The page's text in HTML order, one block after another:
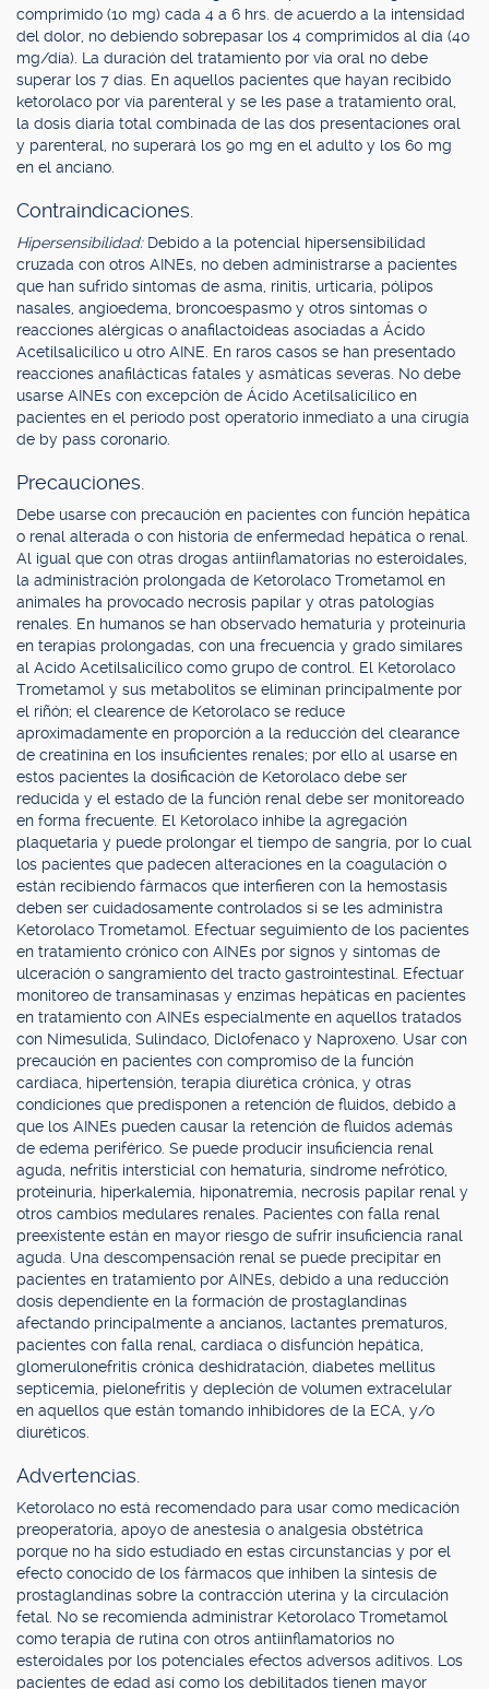
comprimido (10 mg) cada 4 a 6 hrs. de acuerdo a la intensidad
del dolor, no debiendo sobrepasar los 4 comprimidos al día (40
mg/día). La duración del tratamiento por vía oral no debe
superar los 7 días. En aquellos pacientes que hayan recibido
ketorolaco por vía parenteral y se les pase a tratamiento oral,
la dosis diaria total combinada de las dos presentaciones oral
y parenteral, no superará los 90 mg en el adulto y los 60 mg
en el anciano.
Contraindicaciones.
Hipersensibilidad: Debido a la potencial hipersensibilidad
cruzada con otros AINEs, no deben administrarse a pacientes
que han sufrido síntomas de asma, rinitis, urticaria, pólipos
nasales, angioedema, broncoespasmo y otros síntomas o
reacciones alérgicas o anafilactoídeas asociadas a Ácido
Acetilsalicílico u otro AINE. En raros casos se han presentado
reacciones anafilácticas fatales y asmáticas severas. No debe
usarse AINEs con excepción de Ácido Acetilsalicílico en
pacientes en el período post operatorio inmediato a una cirugía
de by pass coronario.
Precauciones.
Debe usarse con precaución en pacientes con función hepática
o renal alterada o con historia de enfermedad hepática o renal.
Al igual que con otras drogas antiinflamatorias no esteroidales,
la administración prolongada de Ketorolaco Trometamol en
animales ha provocado necrosis papilar y otras patologías
renales. En humanos se han observado hematuria y proteinuria
en terapias prolongadas, con una frecuencia y grado similares
al Acido Acetilsalicílico como grupo de control. El Ketorolaco
Trometamol y sus metabolitos se eliminan principalmente por
el riñón; el clearence de Ketorolaco se reduce
aproximadamente en proporción a la reducción del clearance
de creatinina en los insuficientes renales; por ello al usarse en
estos pacientes la dosificación de Ketorolaco debe ser
reducida y el estado de la función renal debe ser monitoreado
en forma frecuente. El Ketorolaco inhibe la agregación
plaquetaria y puede prolongar el tiempo de sangría, por lo cual
los pacientes que padecen alteraciones en la coagulación o
están recibiendo fármacos que interfieren con la hemostasis
deben ser cuidadosamente controlados si se les administra
Ketorolaco Trometamol. Efectuar seguimiento de los pacientes
en tratamiento crónico con AINEs por signos y síntomas de
ulceración o sangramiento del tracto gastrointestinal. Efectuar
monitoreo de transaminasas y enzimas hepáticas en pacientes
en tratamiento con AINEs especialmente en aquellos tratados
con Nimesulida, Sulindaco, Diclofenaco y Naproxeno. Usar con
precaución en pacientes con compromiso de la función
cardiaca, hipertensión, terapia diurética crónica, y otras
condiciones que predisponen a retención de fluidos, debido a
que los AINEs pueden causar la retención de fluidos además
de edema periférico. Se puede producir insuficiencia renal
aguda, nefritis intersticial con hematuria, síndrome nefrótico,
proteinuria, hiperkalemia, hiponatremia, necrosis papilar renal y
otros cambios medulares renales. Pacientes con falla renal
preexistente están en mayor riesgo de sufrir insuficiencia ranal
aguda. Una descompensación renal se puede precipitar en
pacientes en tratamiento por AINEs, debido a una reducción
dosis dependiente en la formación de prostaglandinas
afectando principalmente a ancianos, lactantes prematuros,
pacientes con falla renal, cardiaca o disfunción hepática,
glomerulonefritis crónica deshidratación, diabetes mellitus
septicemia, pielonefritis y depleción de volumen extracelular
en aquellos que están tomando inhibidores de la ECA, y/o
diuréticos.
Advertencias.
Ketorolaco no está recomendado para usar como medicación
preoperatoria, apoyo de anestesia o analgesia obstétrica
porque no ha sido estudiado en estas circunstancias y por el
efecto conocido de los fármacos que inhiben la síntesis de
prostaglandinas sobre la contracción uterina y la circulación
fetal. No se recomienda administrar Ketorolaco Trometamol
como terapia de rutina con otros antiinflamatorios no
esteroidales por los potenciales efectos adversos aditivos. Los
pacientes de edad así como los debilitados tienen mayor